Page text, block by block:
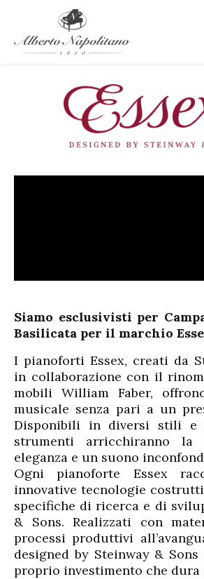
Siamo esclusivisti per
Basilicata per il marchio
I pianoforti Essex, creati da
in collaborazione con il
mobili William Faber,
musicale senza pari a un
Disponibili in diversi stili e
strumenti arricchiranno
eleganza e un suono
Ogni pianoforte Essex
innovative tecnologie
specifiche di ricerca e di
& Sons. Realizzati con
processi produttivi
designed by Steinway &
proprio investimento che dura